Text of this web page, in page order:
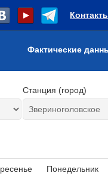
Фактические
Станция (город)
Понедельник